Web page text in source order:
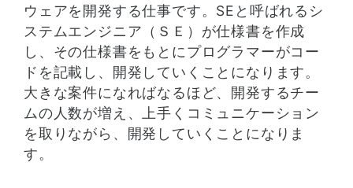
ウェアを開発する仕事です。SEと呼ばれるシ
ステムエンジニア（ＳＥ）が仕様書を作成
し、その仕様書をもとにプログラマーがコー
ドを記載し、開発していくことになります。
大きな案件になればなるほど、開発するチー
ムの人数が増え、上手くコミュニケーション
を取りながら、開発していくことになりま
す。